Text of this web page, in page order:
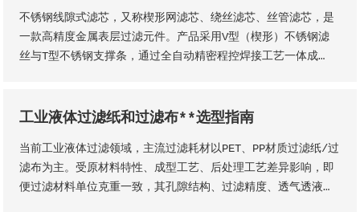
不锈钢线隙式滤芯，又称楔形网滤芯、绕丝滤芯​、丝管滤芯，是
一款高精度金属表层过滤元件。产品采用V型（楔形）不锈钢滤
丝与T型不锈钢支撑条，通过全自动精密程控焊接工艺一体成
异型滤芯等多种结构，且支持滤缝规格、丝径尺寸等核心参数个
润、过滤精度稳定、机械强度高、经久耐用等核心品质优势。
工业液体过滤纸和过滤布**选型指南
当前工业液体过滤领域，主流过滤耗材以PET、PP材质过滤纸/过
滤布为主。受原材料特性、成型工艺、后处理工艺差异影响，即
便过滤材料单位克重一致，其孔隙结构、过滤精度、透气透液性